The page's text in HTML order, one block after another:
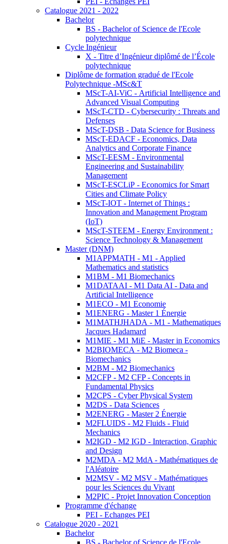
Catalogue 2021 - 2022
Bachelor
BS - Bachelor of Science de l'Ecole
polytechnique
Cycle Ingénieur
X - Titre d’Ingénieur diplômé de l’École
polytechnique
Diplôme de formation gradué de l'Ecole
Polytechnique -MSc&T
MScT-AI-ViC - Artificial Intelligence and
Advanced Visual Computing
MScT-CTD - Cybersecurity : Threats and
Defenses
MScT-DSB - Data Science for Business
MScT-EDACF - Economics, Data
Analytics and Corporate Finance
MScT-EESM - Environmental
Engineering and Sustainability
Management
MScT-ESCLiP - Economics for Smart
Cities and Climate Policy
MScT-IOT - Internet of Things :
Innovation and Management Program
(IoT)
MScT-STEEM - Energy Environment :
Science Technology & Management
Master (DNM)
M1APPMATH - M1 - Applied
Mathematics and statistics
M1BM - M1 Biomechanics
M1DATAAI - M1 Data AI - Data and
Artificial Intelligence
M1ECO - M1 Economie
M1ENERG - Master 1 Énergie
M1MATHJHADA - M1 - Mathematiques
Jacques Hadamard
M1MIE - M1 MiE - Master in Economics
M2BIOMECA - M2 Biomeca -
Biomechanics
M2BM - M2 Biomechanics
M2CFP - M2 CFP - Concepts in
Fundamental Physics
M2CPS - Cyber Physical System
M2DS - Data Sciences
M2ENERG - Master 2 Énergie
M2FLUIDS - M2 Fluids - Fluid
Mechanics
M2IGD - M2 IGD - Interaction, Graphic
and Design
M2MDA - M2 MdA - Mathématiques de
l'Aléatoire
M2MSV - M2 MSV - Mathématiques
pour les Sciences du Vivant
M2PIC - Projet Innovation Conception
Programme d'échange
PEI - Echanges PEI
Catalogue 2020 - 2021
Bachelor
BS - Bachelor of Science de l'Ecole